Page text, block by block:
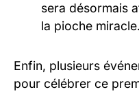
sera désormais
la pioche miracle.
Enfin, plusieurs
pour célébrer ce